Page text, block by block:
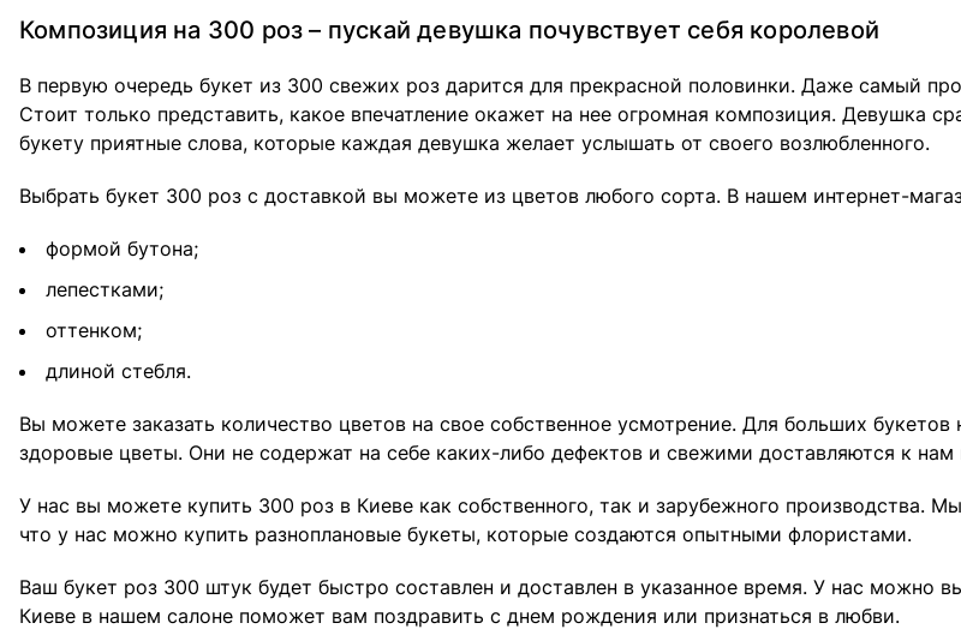
Композиция на 300 роз – пускай девушка почувствует себя королевой
В первую очередь букет из 300 свежих роз дарится для прекрасной половинки. Даже самый
Стоит только представить, какое впечатление окажет на нее огромная композиция. Девушка
букету приятные слова, которые каждая девушка желает услышать от своего возлюбленного.
Выбрать букет 300 роз с доставкой вы можете из цветов любого сорта. В нашем интернет-
формой бутона;
лепестками;
оттенком;
длиной стебля.
Вы можете заказать количество цветов на свое собственное усмотрение. Для больших
здоровые цветы. Они не содержат на себе каких-либо дефектов и свежими доставляются к нам
У нас вы можете купить 300 роз в Киеве как собственного, так и зарубежного производства.
что у нас можно купить разноплановые букеты, которые создаются опытными флористами.
Ваш букет роз 300 штук будет быстро составлен и доставлен в указанное время. У нас можно
Киеве в нашем салоне поможет вам поздравить с днем рождения или признаться в любви.